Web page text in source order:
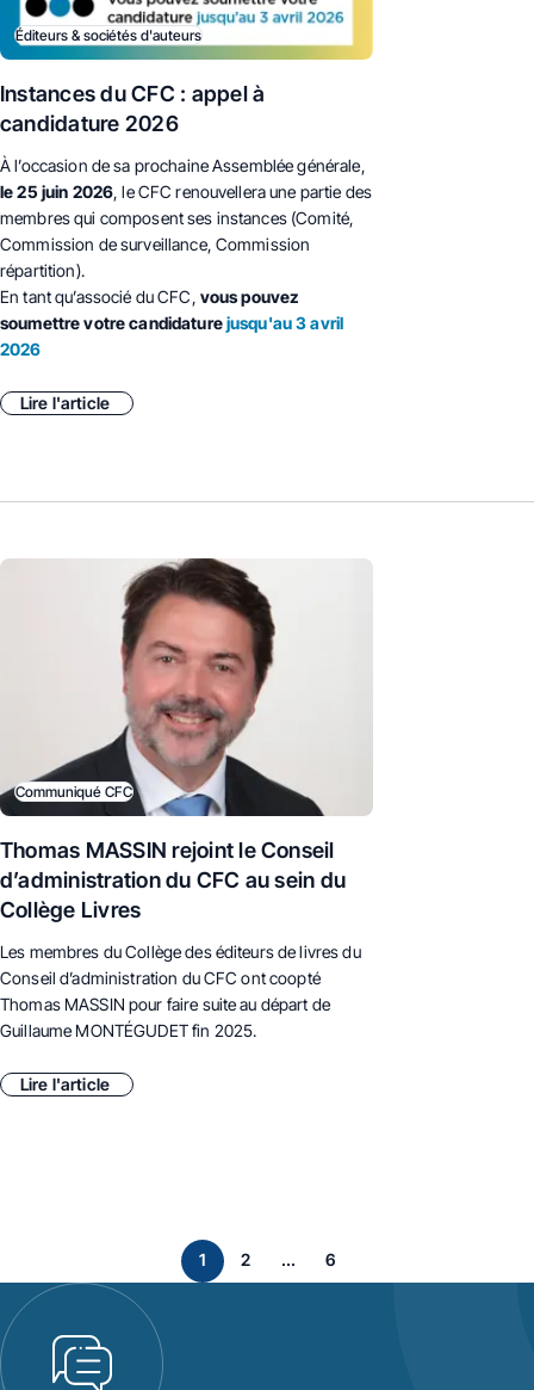
Éditeurs & sociétés d'auteurs
Instances du CFC : appel à
candidature 2026
À l’occasion de sa prochaine Assemblée générale,
le 25 juin 2026, le CFC renouvellera une partie des
membres qui composent ses instances (Comité,
Commission de surveillance, Commission
répartition).
En tant qu’associé du CFC, vous pouvez
soumettre votre candidaturejusqu'au 3 avril
2026
Lire l'article
Communiqué CFC
Thomas MASSIN rejoint le Conseil
d’administration du CFC au sein du
Collège Livres
Les membres du Collège des éditeurs de livres du
Conseil d’administration du CFC ont coopté
Thomas MASSIN pour faire suite au départ de
Guillaume MONTÉGUDET fin 2025.
Lire l'article
page
1 page
2 ... page
6
Page suivante